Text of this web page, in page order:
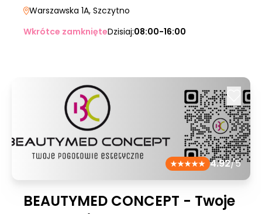
Warszawska 1A, Szczytno
Wkrótce zamknięteDzisiaj:08:00-16:00
4.92/5
BEAUTYMED CONCEPT - Twoje